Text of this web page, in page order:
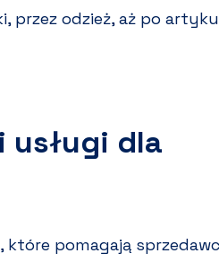
przez odzież, aż po
usługi dla
pomagają